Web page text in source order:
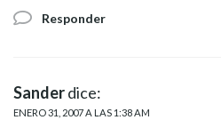
Responder
Sanderdice:
ENERO 31, 2007 A LAS 1:38 AM